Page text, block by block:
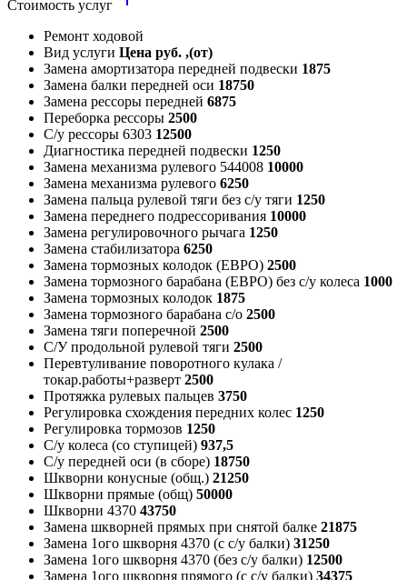
Стоимость услуг
Ремонт ходовой
Вид услуги Цена руб. ,(от)
Замена амортизатора передней подвески 1875
Замена балки передней оси 18750
Замена рессоры передней 6875
Переборка рессоры 2500
С/у рессоры 6303 12500
Диагностика передней подвески 1250
Замена механизма рулевого 544008 10000
Замена механизма рулевого 6250
Замена пальца рулевой тяги без с/у тяги 1250
Замена переднего подрессоривания 10000
Замена регулировочного рычага 1250
Замена стабилизатора 6250
Замена тормозных колодок (ЕВРО) 2500
Замена тормозного барабана (ЕВРО) без с/у колеса 1000
Замена тормозных колодок 1875
Замена тормозного барабана с/о 2500
Замена тяги поперечной 2500
С/У продольной рулевой тяги 2500
Перевтуливание поворотного кулака /
токар.работы+разверт 2500
Протяжка рулевых пальцев 3750
Регулировка схождения передних колес 1250
Регулировка тормозов 1250
С/у колеса (со ступицей) 937,5
С/у передней оси (в сборе) 18750
Шкворни конусные (общ.) 21250
Шкворни прямые (общ) 50000
Шкворни 4370 43750
Замена шкворней прямых при снятой балке 21875
Замена 1ого шкворня 4370 (с с/у балки) 31250
Замена 1ого шкворня 4370 (без с/у балки) 12500
Замена 1ого шкворня прямого (с с/у балки) 34375